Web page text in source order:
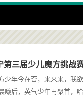
第三届少儿魔方挑战
少年今在否，来来来，我
曦后，英气少年再聚首，